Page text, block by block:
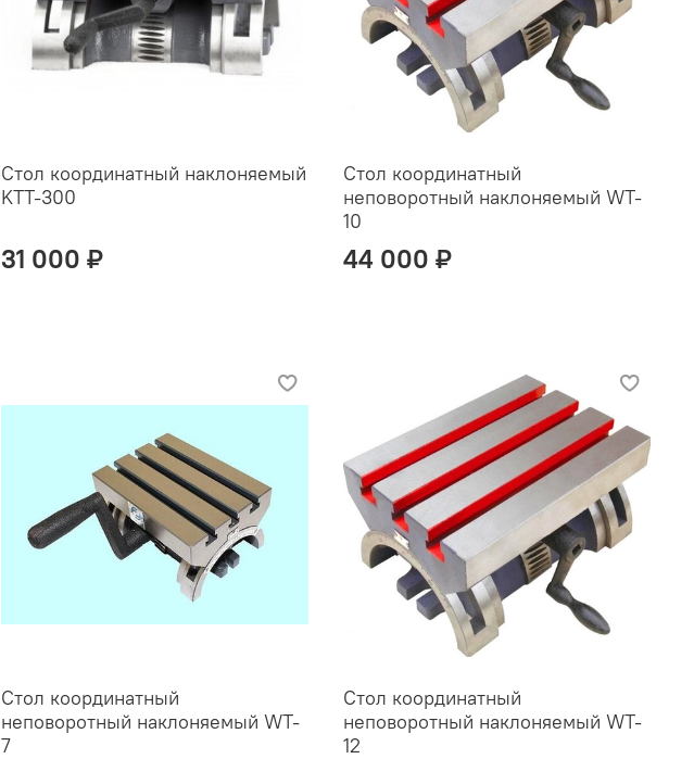
Стол координатный наклоняемый
KTT-300
31 000 ₽
Стол координатный
неповоротный наклоняемый WT-
10
44 000 ₽
Стол координатный
неповоротный наклоняемый WT-
7
Стол координатный
неповоротный наклоняемый WT-
12